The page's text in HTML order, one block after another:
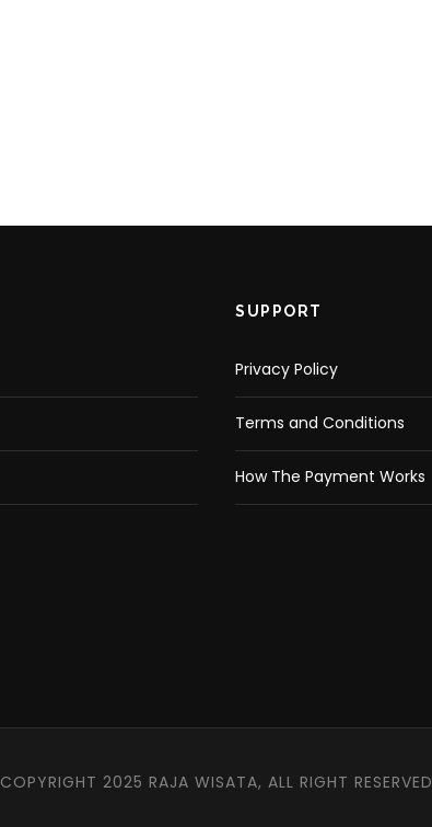
SUPPORT
Privacy Policy
Terms and Conditions
How The Payment Works
COPYRIGHT 2025 RAJA WISATA, ALL RIGHT RESERVED